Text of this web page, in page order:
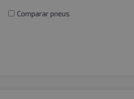
Comparar pneus